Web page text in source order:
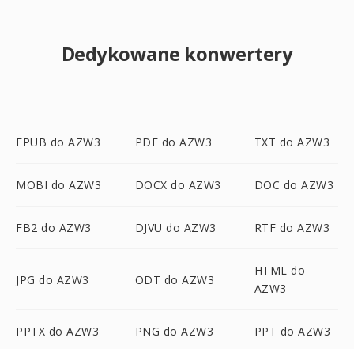
Dedykowane konwertery
EPUB do AZW3 PDF do AZW3 TXT do AZW3
MOBI do AZW3 DOCX do AZW3 DOC do AZW3
FB2 do AZW3 DJVU do AZW3 RTF do AZW3
JPG do AZW3 ODT do AZW3
HTML do
AZW3
PPTX do AZW3 PNG do AZW3 PPT do AZW3